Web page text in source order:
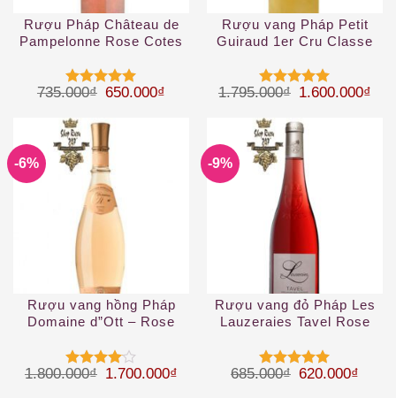
Rượu Pháp Château de
Pampelonne Rose Cotes
Được xếp
sao
735.000₫ Giá gốc là: 735.000₫.
650.000₫ Giá hiện tại là: 650.000₫.
Rượu vang Pháp Petit
Guiraud 1er Cru Classe
Được xếp
sao
1.795.000₫ Giá gốc là:
1.600.000₫
-6%
Rượu vang hồng Pháp
Domaine d”Ott – Rose
Được
1.800.000₫ Giá gốc là: 1.800.000₫.
1.700.000₫ Giá hiện tại là: 1.700.000₫.
-9%
Rượu vang đỏ Pháp Les
Lauzeraies Tavel Rose
Được xếp
685.000₫ Giá gốc là:
620.000₫